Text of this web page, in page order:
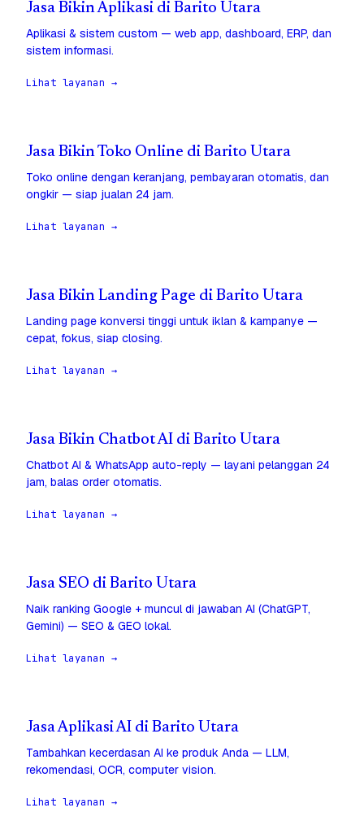
Jasa Bikin Aplikasi di Barito Utara
Aplikasi & sistem custom — web app, dashboard, ERP, dan
sistem informasi.
Lihat layanan →
Jasa Bikin Toko Online di Barito Utara
Toko online dengan keranjang, pembayaran otomatis, dan
ongkir — siap jualan 24 jam.
Lihat layanan →
Jasa Bikin Landing Page di Barito Utara
Landing page konversi tinggi untuk iklan & kampanye —
cepat, fokus, siap closing.
Lihat layanan →
Jasa Bikin Chatbot AI di Barito Utara
Chatbot AI & WhatsApp auto-reply — layani pelanggan 24
jam, balas order otomatis.
Lihat layanan →
Jasa SEO di Barito Utara
Naik ranking Google + muncul di jawaban AI (ChatGPT,
Gemini) — SEO & GEO lokal.
Lihat layanan →
Jasa Aplikasi AI di Barito Utara
Tambahkan kecerdasan AI ke produk Anda — LLM,
rekomendasi, OCR, computer vision.
Lihat layanan →